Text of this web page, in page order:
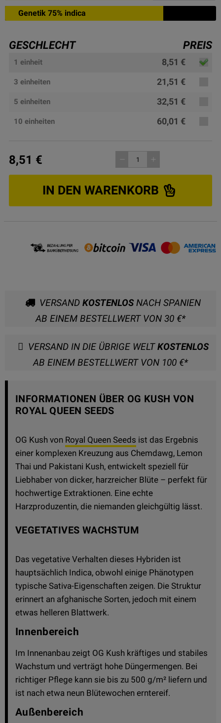
Genetik 75% indica
GESCHLECHT PREIS
1 einheit 8,51 €
3 einheiten 21,51 €
5 einheiten 32,51 €
10 einheiten 60,01 €
8,51 € add
IN DEN WARENKORB
VERSAND KOSTENLOSNACH SPANIEN
AB EINEM BESTELLWERT VON 30 €*
VERSAND IN DIE ÜBRIGE WELTKOSTENLOS
AB EINEM BESTELLWERT VON 100 €*
INFORMATIONEN ÜBER OG KUSH VON
ROYAL QUEEN SEEDS
OG Kush von Royal Queen Seeds ist das Ergebnis
einer komplexen Kreuzung aus Chemdawg, Lemon
Thai und Pakistani Kush, entwickelt speziell für
Liebhaber von dicker, harzreicher Blüte – perfekt für
hochwertige Extraktionen. Eine echte
Harzproduzentin, die niemanden gleichgültig lässt.
VEGETATIVES WACHSTUM
Das vegetative Verhalten dieses Hybriden ist
hauptsächlich Indica, obwohl einige Phänotypen
typische Sativa-Eigenschaften zeigen. Die Struktur
erinnert an afghanische Sorten, jedoch mit einem
etwas helleren Blattwerk.
Innenbereich
Im Innenanbau zeigt OG Kush kräftiges und stabiles
Wachstum und verträgt hohe Düngermengen. Bei
richtiger Pflege kann sie bis zu 500 g/m² liefern und
ist nach etwa neun Blütewochen erntereif.
Außenbereich